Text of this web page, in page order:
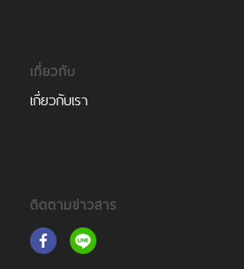
เกี่ยวกับ
เกี่ยวกับเรา
ติดตามข่าวสาร